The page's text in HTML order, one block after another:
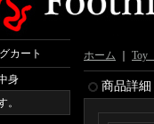
カート
身
。
ホーム Toy
商品詳細